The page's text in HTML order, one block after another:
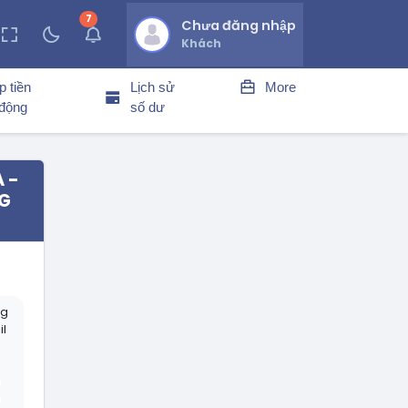
7thông báo chưa đọcChưa đăng nhập
Khách
tiền
Lịch sử
số dư
More
-